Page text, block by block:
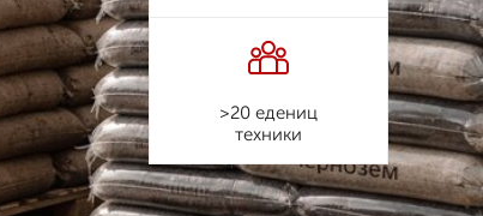
>20 едениц
техники